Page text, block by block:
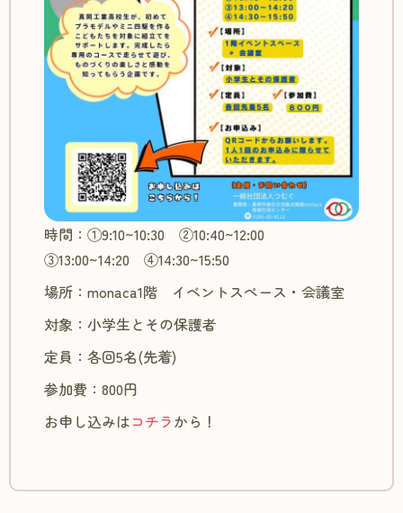
時間：①9:10~10:30 ②10:40~12:00
③13:00~14:20 ④14:30~15:50
場所：monaca1階 イベントスペース・会議室
対象：小学生とその保護者
定員：各回5名(先着)
参加費：800円
お申し込みはコチラ から！